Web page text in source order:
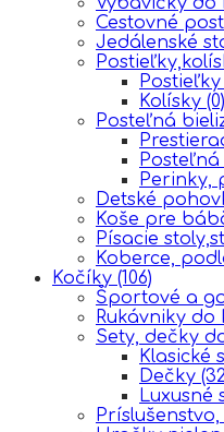
Cestovné
Jedálenské
Postieľky
Kolísky (0)
Posteľná
Perinky,
Detské
Koše pre
Písacie
Koberce,
Kočíky (106)
Športové a
Rukávniky do
Sety, dečky
Klasické
Dečky
Luxusné